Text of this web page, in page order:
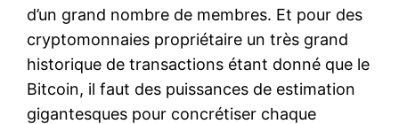
d’un grand nombre de membres. Et pour des
cryptomonnaies propriétaire un très grand
historique de transactions étant donné que le
Bitcoin, il faut des puissances de estimation
gigantesques pour concrétiser chaque